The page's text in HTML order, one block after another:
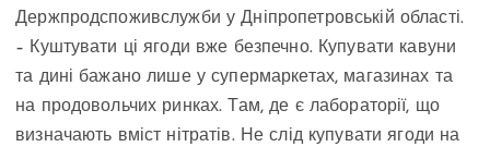
Держпродспоживслужби у Дніпропетровській області.
– Куштувати ці ягоди вже безпечно. Купувати кавуни
та дині бажано лише у супермаркетах, магазинах та
на продовольчих ринках. Там, де є лабораторії, що
визначають вміст нітратів. Не слід купувати ягоди на